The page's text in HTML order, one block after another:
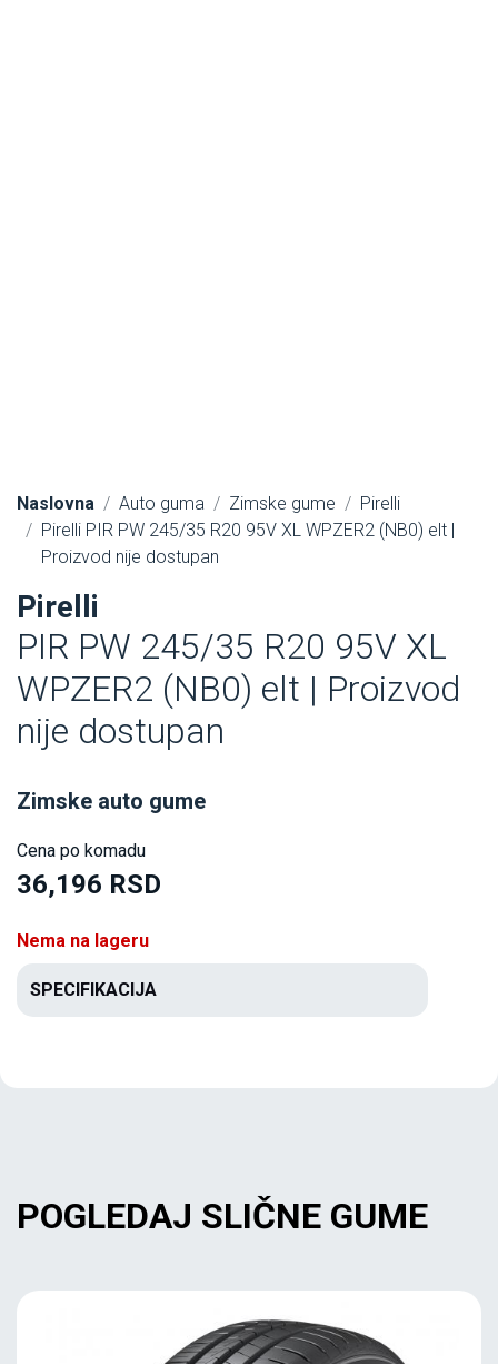
Naslovna Auto guma Zimske gume
Pirelli
Pirelli PIR PW 245/35 R20 95V XL WPZER2 (NB0) elt |
Proizvod nije dostupan
Pirelli
PIR PW 245/35 R20 95V XL
WPZER2 (NB0) elt | Proizvod
nije dostupan
Zimske auto gume
Cena po komadu
36,196 RSD
Nema na lageru
SPECIFIKACIJA
POGLEDAJ SLIČNE GUME